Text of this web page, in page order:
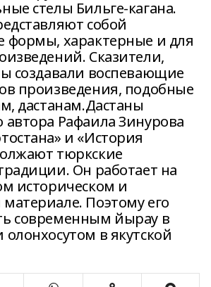
стелы Бильге-кагана.
собой
формы, характерные и для
Сказители,
создавали воспевающие
произведения, подобные
дастанам.Дастаны
автора Рафаила Зинурова
и «История
тюркские
Он работает на
историческом и
Поэтому его
современным йырау в
в якутской